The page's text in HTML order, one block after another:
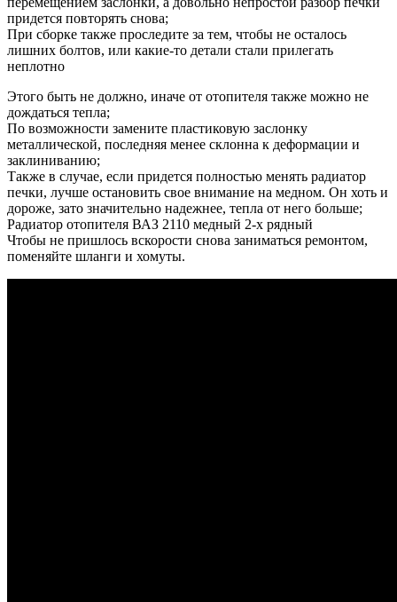
придется повторять снова;
При сборке также проследите за тем, чтобы не осталось
лишних болтов, или какие-то детали стали прилегать
неплотно
Этого быть не должно, иначе от отопителя также можно не
дождаться тепла;
По возможности замените пластиковую заслонку
металлической, последняя менее склонна к деформации и
заклиниванию;
Также в случае, если придется полностью менять радиатор
печки, лучше остановить свое внимание на медном. Он хоть и
дороже, зато значительно надежнее, тепла от него больше;
Радиатор отопителя ВАЗ 2110 медный 2-х рядный
Чтобы не пришлось вскорости снова заниматься ремонтом,
поменяйте шланги и хомуты.